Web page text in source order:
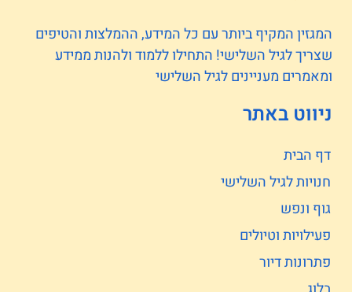
המגזין המקיף ביותר עם כל המידע, ההמלצות והטיפים
שצריך לגיל השלישי! התחילו ללמוד ולהנות ממידע
ומאמרים מעניינים לגיל השלישי
ניווט באתר
דף הבית
חנויות לגיל השלישי
גוף ונפש
פעילויות וטיולים
פתרונות דיור